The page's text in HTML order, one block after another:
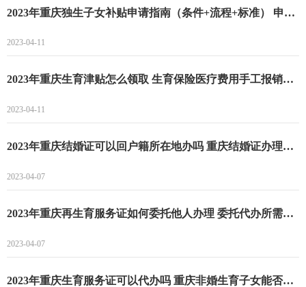
2023年重庆独生子女补贴申请指南（条件+流程+标准） 申请时间
2023-04-11
2023年重庆生育津贴怎么领取 生育保险医疗费用手工报销申报资料
2023-04-11
2023年重庆结婚证可以回户籍所在地办吗 重庆结婚证办理的流程以及需要的材料
2023-04-07
2023年重庆再生育服务证如何委托他人办理 委托代办所需材料
2023-04-07
2023年重庆生育服务证可以代办吗 重庆非婚生育子女能否办理生育服务证